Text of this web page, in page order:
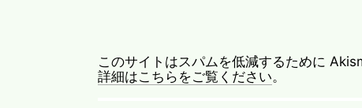
このサイトはスパムを低減するために
詳細はこちらをご覧ください。